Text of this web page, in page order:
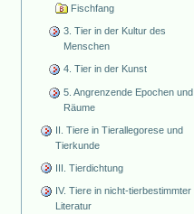
Fischfang
3. Tier in der Kultur des
Menschen
4. Tier in der Kunst
5. Angrenzende Epochen und
Räume
II. Tiere in Tierallegorese und
Tierkunde
III. Tierdichtung
IV. Tiere in nicht-tierbestimmter
Literatur